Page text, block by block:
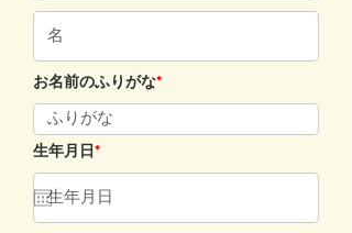
お名前のふりがな*
生年月日*